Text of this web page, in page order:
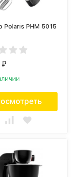
Polaris PHM 5015
₽